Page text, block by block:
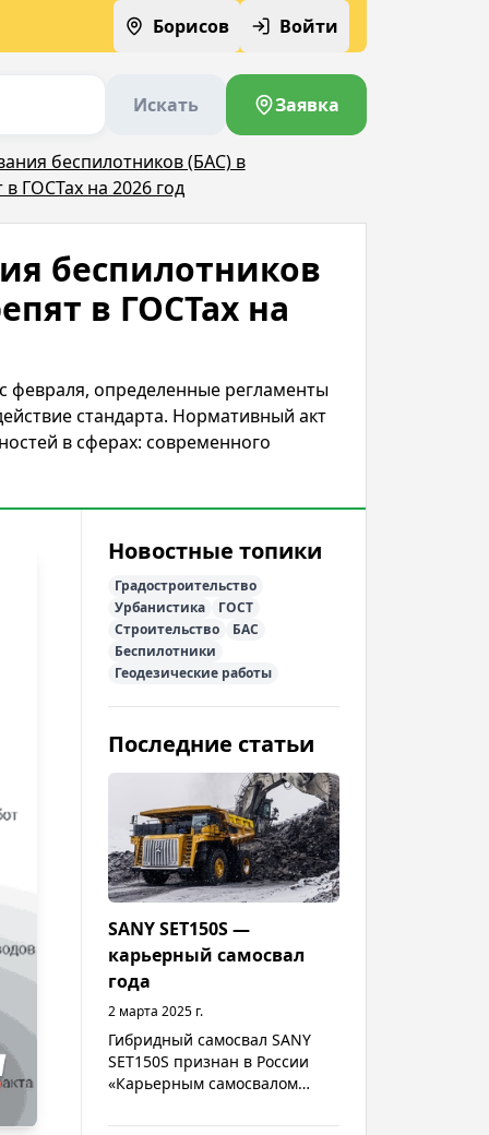
Борисов Войти
Искать Заявка
беспилотников (БАС) в
в ГОСТах на 2026 год
беспилотников
в ГОСТах на
февраля, определенные регламенты
стандарта. Нормативный акт
в сферах: современного
Новостные топики
Градостроительство
Урбанистика
ГОСТ
Строительство
БАС
Беспилотники
Геодезические работы
Последние статьи
SANY SET150S —
карьерный самосвал
года
2 марта 2025 г.
Гибридный самосвал SANY
SET150S признан в России
«Карьерным самосвалом